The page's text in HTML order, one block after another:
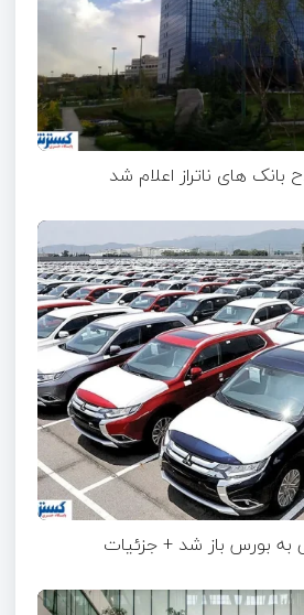
بانک های ناتراز اعلام شد
به بورس باز شد + جزئیات